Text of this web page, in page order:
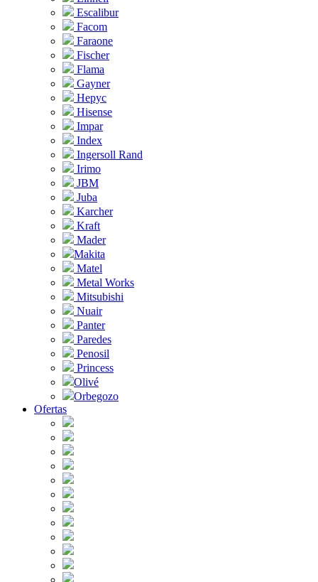
Escalibur
Facom
Faraone
Fischer
Flama
Gayner
Hepyc
Hisense
Impar
Index
Ingersoll Rand
Irimo
JBM
Juba
Karcher
Kraft
Mader
Makita
Matel
Metal Works
Mitsubishi
Nuair
Panter
Paredes
Penosil
Princess
Olivé
Orbegozo
Ofertas